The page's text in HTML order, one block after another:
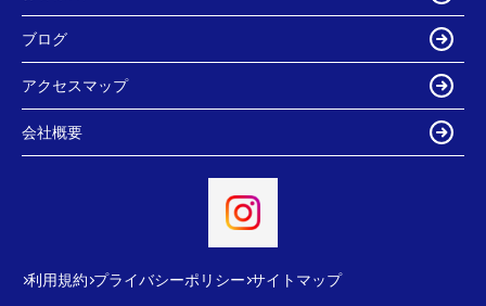
ブログ
アクセスマップ
会社概要
利用規約 プライバシーポリシー サイトマップ